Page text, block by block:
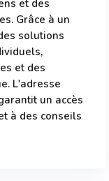
et des
Grâce à un
solutions
et des
L'adresse
un accès
à des conseils